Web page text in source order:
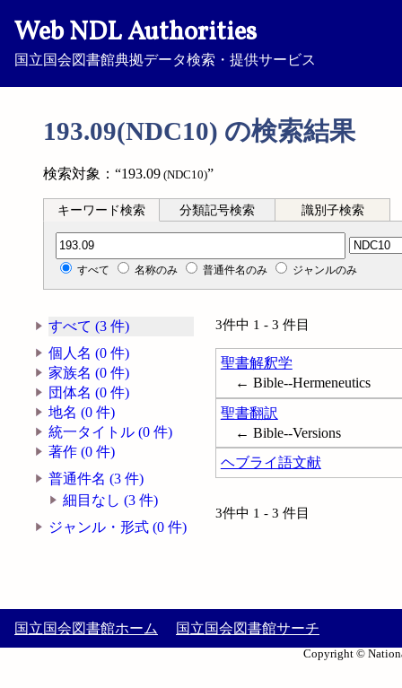
Web NDL Authorities
国立国会図書館典拠データ検索・提供サービス
193.09(NDC10) の検索結果
検索対象：“193.09 (NDC10)”
キーワード検索 分類記号検索 識別子検索
分類記号検索
すべて 名称のみ 普通件名のみ ジャンルのみ
すべて (3 件)
個人名 (0 件)
家族名 (0 件)
団体名 (0 件)
地名 (0 件)
統一タイトル (0 件)
著作 (0 件)
普通件名 (3 件)
細目なし (3 件)
ジャンル・形式 (0 件)
3件中 1 - 3 件目
聖書解釈学
← Bible--Hermeneutics
聖書翻訳
← Bible--Versions
ヘブライ語文献
3件中 1 - 3 件目
国立国会図書館ホーム 国立国会図書館サーチ
Copyright ©